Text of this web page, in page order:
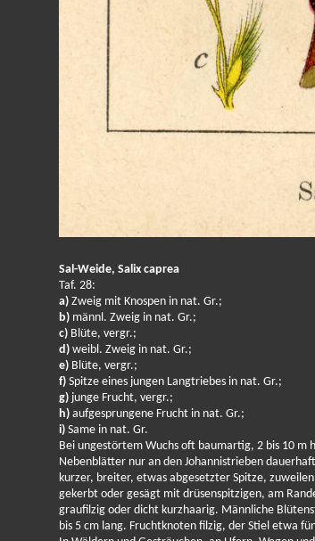
Sal-Weide, Salix caprea
Taf. 28:
a)Zweig mit Knospen in nat. Gr.;
b)männl. Zweig in nat. Gr.;
c)Blüte, vergr.;
d)weibl. Zweig in nat. Gr.;
e)Blüte, vergr.;
f)Spitze eines jungen Langtriebes in nat. Gr.;
g)junge Frucht, vergr.;
h)aufgesprungene Frucht in nat. Gr.;
i)Same in nat. Gr.
Bei ungestörtem Wuchs oft baumartig, 2 bis 10 m
Nebenblätter nur an den Johannistrieben
kurzer, breiter, etwas abgesetzter Spitze,
gekerbt oder gesägt mit drüsenspitzigen, am
graufilzig oder dicht kurzhaarig. Männliche
bis 5 cm lang. Fruchtknoten filzig, der Stiel etwa